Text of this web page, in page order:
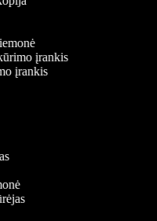
įrankis
įrankis